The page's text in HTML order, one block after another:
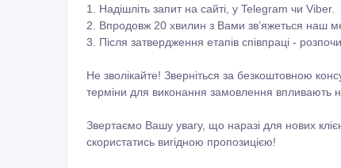
1. Надішліть запит на сайті, у Telegram чи Viber.
2. Впродовж 20 хвилин з Вами зв’яжеться наш
3. Після затвердження етапів співпраці -
Не зволікайте! Зверніться за безкоштовною
терміни для виконання замовлення впливають
Звертаємо Вашу увагу, що наразі для нових
скористатись вигідною пропозицією!